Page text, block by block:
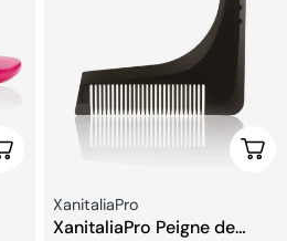
Choisissez Les Options
Fournisseur:
XanitaliaPro
XanitaliaPro Peigne de